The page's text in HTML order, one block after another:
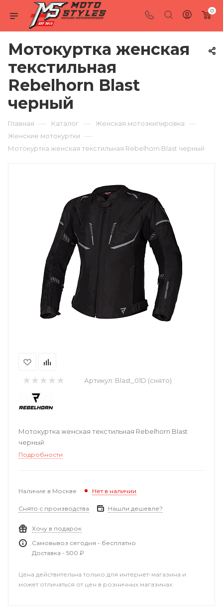
0
Мотокуртка женская
текстильная
Rebelhorn Blast
черный
Главная — Каталог — Женская мотоэкипировка —
Женские мотокуртки —
Мотокуртка женская текстильная Rebelhorn Blast черный
Артикул: Blast_01D (снято)
Мотокуртка женская текстильная Rebelhorn Blast
черный
Подробности
Наличие в Москве Нет в наличии
Снято с производства Нашли дешевле?
Хочу в подарок
Самовывоз сегодня - бесплатно
Доставка - 500 ₽
Цена действительна только для интернет-магазина и
может отличаться от цен в розничных магазинах